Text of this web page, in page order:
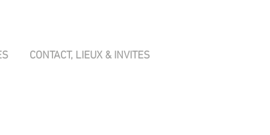
CONTACT, LIEUX & INVITES